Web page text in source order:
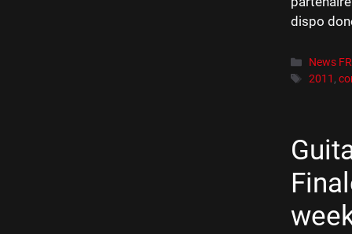
dispo
News FR
2011 ,